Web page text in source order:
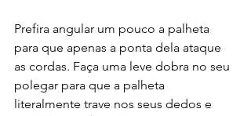
Prefira angular um pouco a palheta
para que apenas a ponta dela ataque
as cordas. Faça uma leve dobra no seu
polegar para que a palheta
literalmente trave nos seus dedos e